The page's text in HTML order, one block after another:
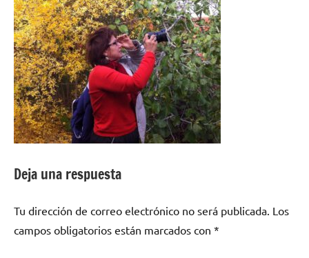
Deja una respuesta
Tu dirección de correo electrónico no será publicada. Los
campos obligatorios están marcados con *